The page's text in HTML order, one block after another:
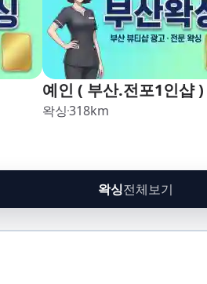
예인 ( 부산.전포1인샵 )
왁싱318km
왁싱전체보기